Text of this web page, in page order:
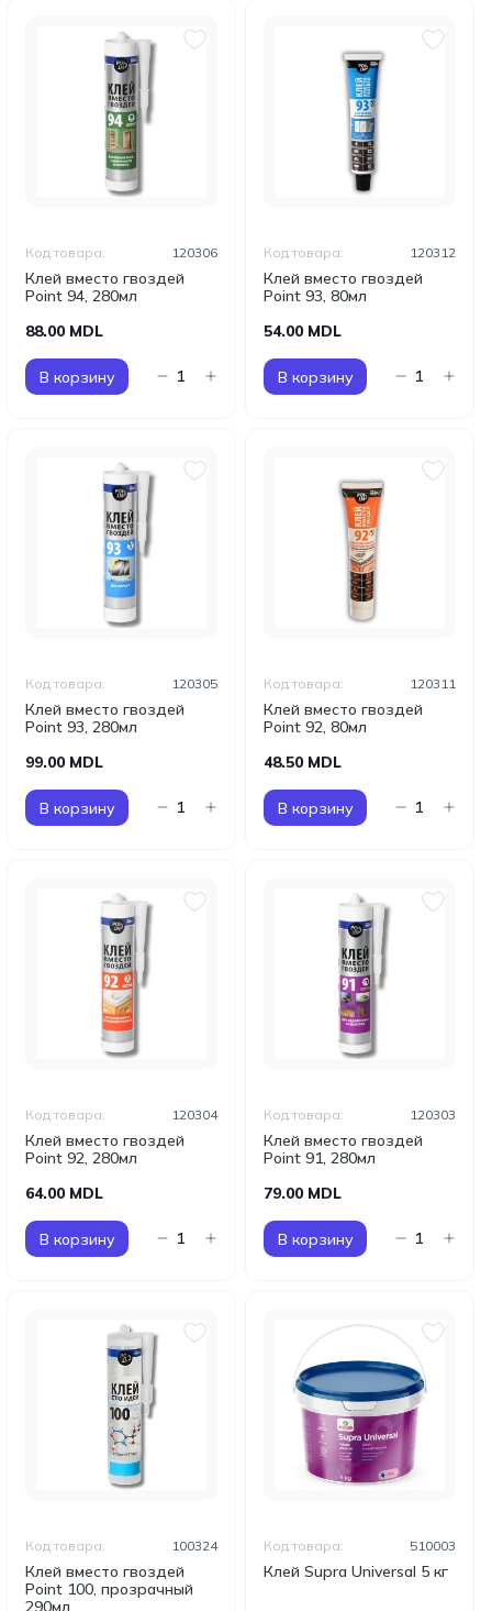
Клей вместо гвоздей
Point 94, 280мл
Код товара: 120306
88.00 MDL
В корзину
Клей вместо гвоздей
Point 93, 80мл
Код товара: 120312
54.00 MDL
В корзину
Клей вместо гвоздей
Point 93, 280мл
Код товара: 120305
99.00 MDL
В корзину
Клей вместо гвоздей
Point 92, 80мл
Код товара: 120311
48.50 MDL
В корзину
Клей вместо гвоздей
Point 92, 280мл
Код товара: 120304
64.00 MDL
В корзину
Клей вместо гвоздей
Point 91, 280мл
Код товара: 120303
79.00 MDL
В корзину
Клей вместо гвоздей
Point 100, прозрачный
290мл
Код товара: 100324
Клей Supra Universal 5 кг
Код товара: 510003